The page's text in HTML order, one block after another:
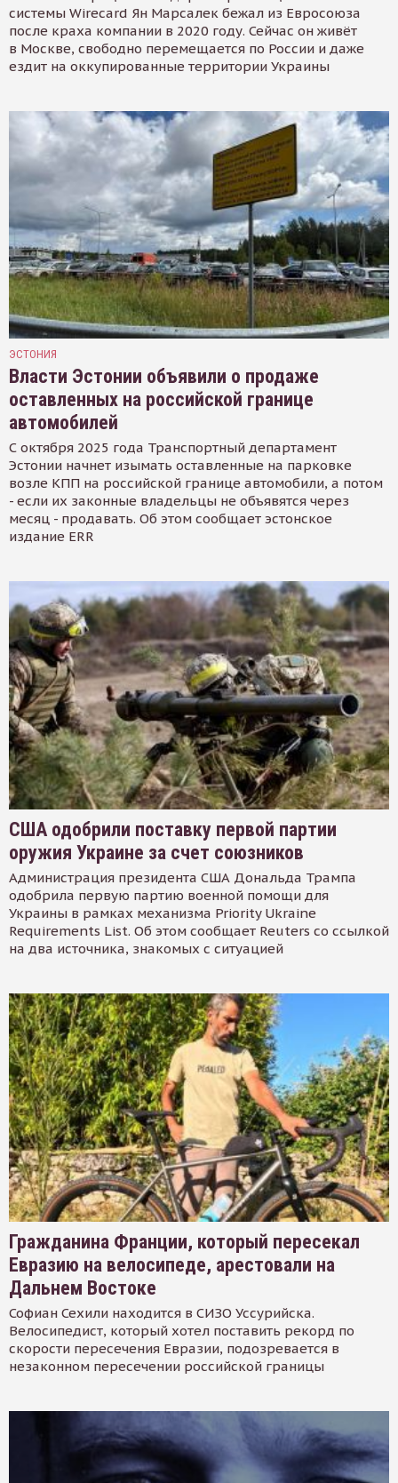
системы Wirecard Ян Марсалек бежал из Евросоюза
после краха компании в 2020 году. Сейчас он живёт
в Москве, свободно перемещается по России и даже
ездит на оккупированные территории Украины
ЭСТОНИЯ
Власти Эстонии объявили о продаже
оставленных на российской границе
автомобилей
С октября 2025 года Транспортный департамент
Эстонии начнет изымать оставленные на парковке
возле КПП на российской границе автомобили, а потом
- если их законные владельцы не объявятся через
месяц - продавать. Об этом сообщает эстонское
издание ERR
США одобрили поставку первой партии
оружия Украине за счет союзников
Администрация президента США Дональда Трампа
одобрила первую партию военной помощи для
Украины в рамках механизма Priority Ukraine
Requirements List. Об этом сообщает Reuters со ссылкой
на два источника, знакомых с ситуацией
Гражданина Франции, который пересекал
Евразию на велосипеде, арестовали на
Дальнем Востоке
Софиан Сехили находится в СИЗО Уссурийска.
Велосипедист, который хотел поставить рекорд по
скорости пересечения Евразии, подозревается в
незаконном пересечении российской границы